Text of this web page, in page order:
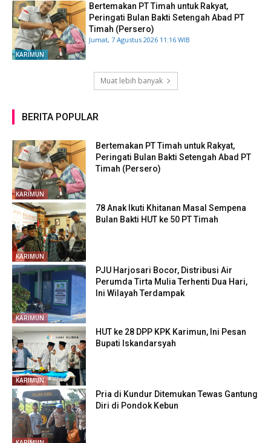
KARIMUN
Bertemakan PT Timah untuk Rakyat,
Peringati Bulan Bakti Setengah Abad PT
Timah (Persero)
Jumat, 7 Agustus 2026 11:16 WIB
Muat lebih banyak
BERITA POPULAR
KARIMUN
Bertemakan PT Timah untuk Rakyat,
Peringati Bulan Bakti Setengah Abad PT
Timah (Persero)
KARIMUN
78 Anak Ikuti Khitanan Masal Sempena
Bulan Bakti HUT ke 50 PT Timah
KARIMUN
PJU Harjosari Bocor, Distribusi Air
Perumda Tirta Mulia Terhenti Dua Hari,
Ini Wilayah Terdampak
KARIMUN
HUT ke 28 DPP KPK Karimun, Ini Pesan
Bupati Iskandarsyah
Pria di Kundur Ditemukan Tewas Gantung
Diri di Pondok Kebun